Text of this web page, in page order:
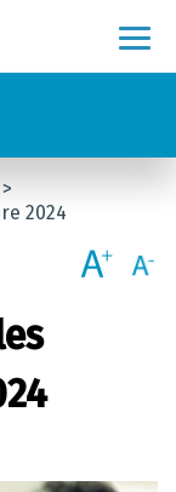
2024